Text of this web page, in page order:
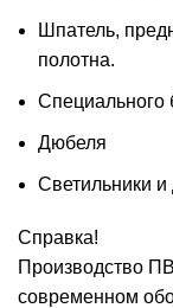
Шпатель,
полотна.
Специального
Дюбеля
Светильники
Справка!
Производство
современном